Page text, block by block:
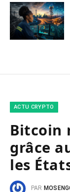
ACTU CRYPTO
Bitcoin
grâce
les
PAR